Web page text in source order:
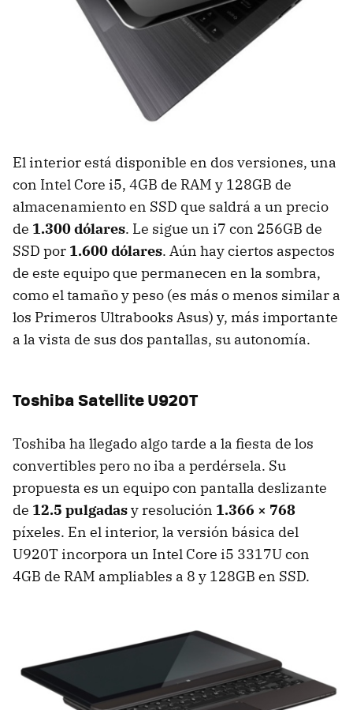
El interior está disponible en dos versiones, una
con Intel Core i5, 4GB de RAM y 128GB de
almacenamiento en SSD que saldrá a un precio
de 1.300 dólares. Le sigue un i7 con 256GB de
SSD por 1.600 dólares. Aún hay ciertos aspectos
de este equipo que permanecen en la sombra,
como el tamaño y peso (es más o menos similar a
los Primeros Ultrabooks Asus) y, más importante
a la vista de sus dos pantallas, su autonomía.
Toshiba Satellite U920T
Toshiba ha llegado algo tarde a la fiesta de los
convertibles pero no iba a perdérsela. Su
propuesta es un equipo con pantalla deslizante
de 12.5 pulgadasy resolución 1.366 × 768
píxeles. En el interior, la versión básica del
U920T incorpora un Intel Core i5 3317U con
4GB de RAM ampliables a 8 y 128GB en SSD.